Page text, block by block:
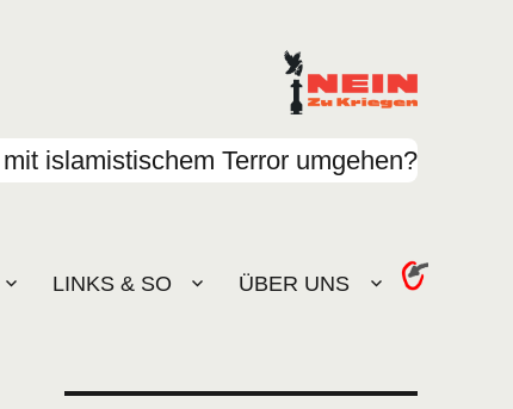
islamistischem Terror umgehen?
LINKS & SO ÜBER UNS